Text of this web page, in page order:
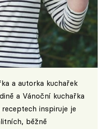
a autorka kuchařek
a Vánoční kuchařka
inspiruje je
běžně